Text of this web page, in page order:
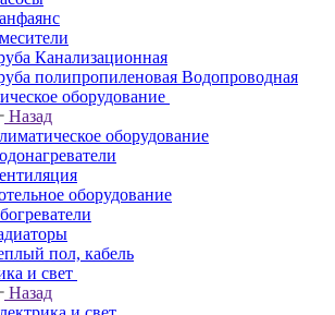
Канализационная
полипропиленовая Водопроводная
оборудование
Назад
оборудование
оборудование
пол, кабель
и свет
Назад